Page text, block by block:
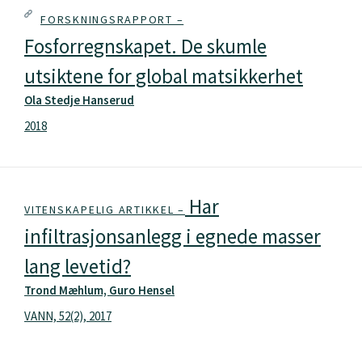
FORSKNINGSRAPPORT –
Fosforregnskapet. De skumle
utsiktene for global matsikkerhet
Ola Stedje Hanserud
2018
VITENSKAPELIG ARTIKKEL – Har
infiltrasjonsanlegg i egnede masser
lang levetid?
Trond Mæhlum, Guro Hensel
VANN, 52(2), 2017